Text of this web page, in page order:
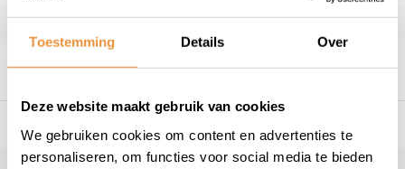
Toestemming Details Over
Deze website maakt gebruik van cookies
We gebruiken cookies om content en advertenties te
personaliseren, om functies voor social media te bieden
Filters